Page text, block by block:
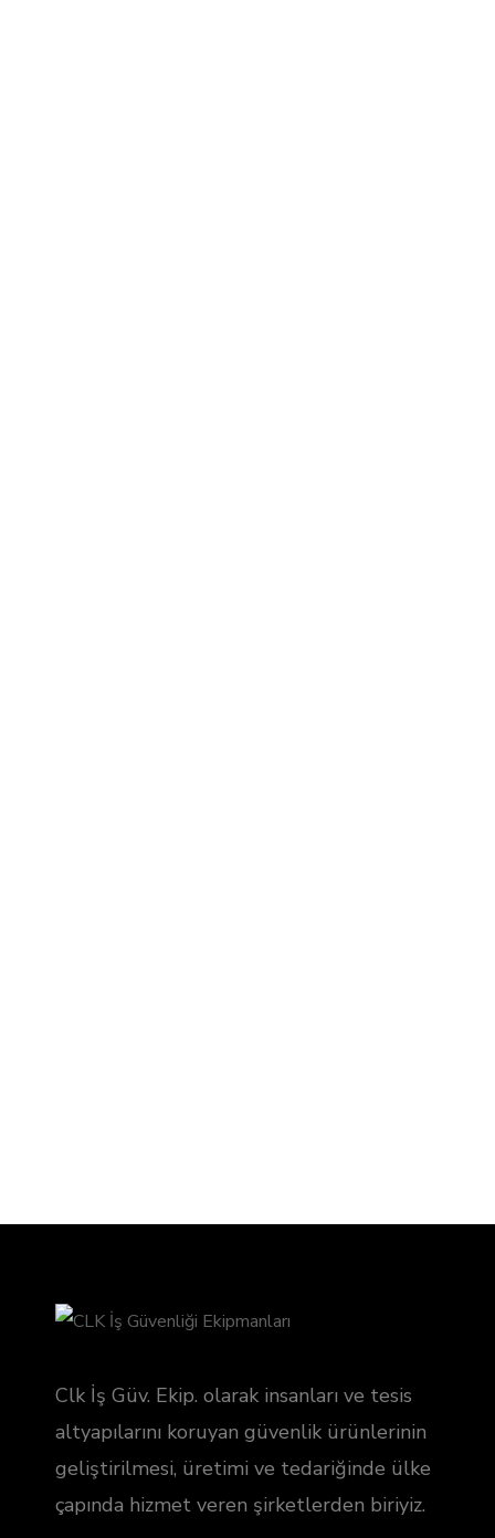
Clk İş Güv. Ekip. olarak insanları ve tesis
altyapılarını koruyan güvenlik ürünlerinin
geliştirilmesi, üretimi ve tedariğinde ülke
çapında hizmet veren şirketlerden biriyiz.